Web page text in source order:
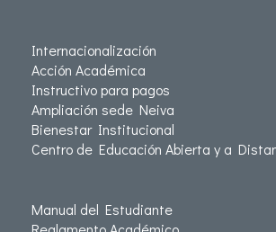
Internacionalización
Acción Académica
Instructivo para pagos
Ampliación sede Neiva
Bienestar Institucional
Centro de Educación Abierta y a
Manual del Estudiante